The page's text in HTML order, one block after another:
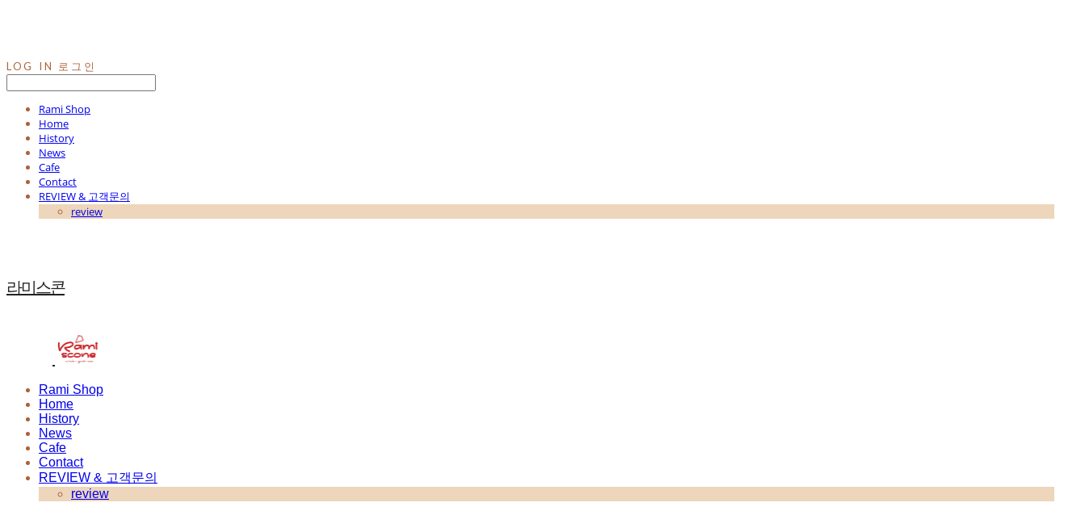
LOG IN 로그인
Rami Shop
Home
History
News
Cafe
Contact
REVIEW & 고객문의
review
라미스콘
Rami Shop
Home
History
News
Cafe
Contact
REVIEW & 고객문의
review